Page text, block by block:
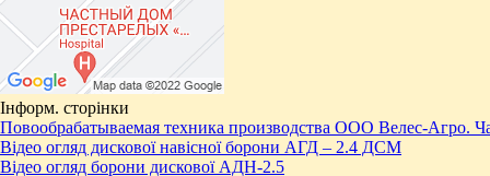
Інформ. сторінки
Повообрабатываемая техника производства ООО Велес-Агро.
Відео огляд дискової навісної борони АГД – 2.4 ДСМ
Відео огляд борони дискової АДН-2.5